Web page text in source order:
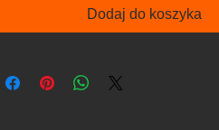
Dodaj do koszyka